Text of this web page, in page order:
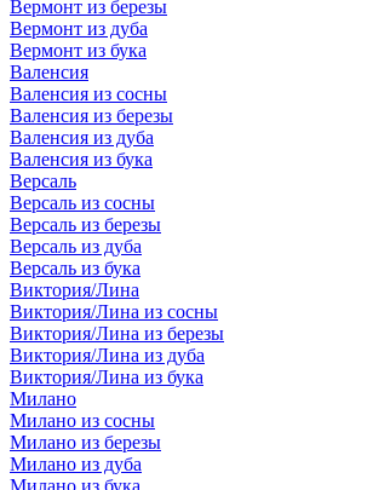
Вермонт из березы
Вермонт из дуба
Вермонт из бука
Валенсия
Валенсия из сосны
Валенсия из березы
Валенсия из дуба
Валенсия из бука
Версаль
Версаль из сосны
Версаль из березы
Версаль из дуба
Версаль из бука
Виктория/Лина
Виктория/Лина из сосны
Виктория/Лина из березы
Виктория/Лина из дуба
Виктория/Лина из бука
Милано
Милано из сосны
Милано из березы
Милано из дуба
Милано из бука